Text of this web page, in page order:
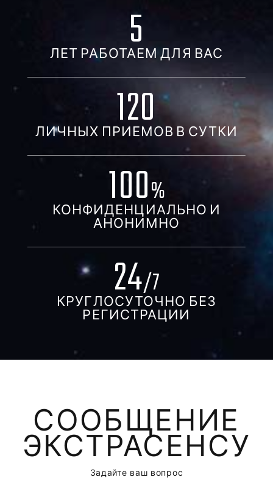
5
ЛЕТ РАБОТАЕМ ДЛЯ ВАС
120
ЛИЧНЫХ ПРИЕМОВ В СУТКИ
100%
КОНФИДЕНЦИАЛЬНО И
АНОНИМНО
24/7
КРУГЛОСУТОЧНО БЕЗ
РЕГИСТРАЦИИ
СООБЩЕНИЕ
ЭКСТРАСЕНСУ
Задайте ваш вопрос